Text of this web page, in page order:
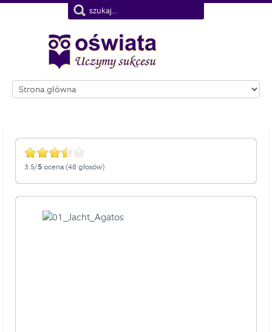
3.5/5ocena (48 głosów)
Nie pokazuj więcej tego komunikatu